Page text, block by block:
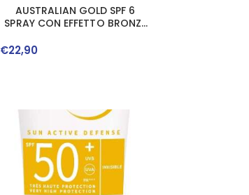
AUSTRALIAN GOLD SPF 6
SPRAY CON EFFETTO BRONZE
€22,90